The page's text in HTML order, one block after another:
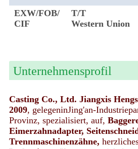
EXW/FOB/
CIF
T/T
Western Union
Unternehmensprofil
Casting Co., Ltd. Jiangxis
2009, gelegeninJing'an-
Provinz, spezialisiert, auf,
Eimerzahnadapter,
Trennmaschinenzähne,